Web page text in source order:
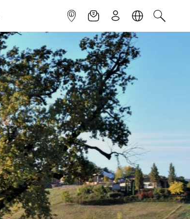
INFOPOINTNEWSLETTER
ISCRIVITILINGUACERCA